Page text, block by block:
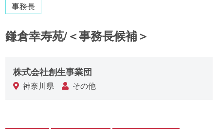
事務長
鎌倉幸寿苑/＜事務長候補＞
株式会社創生事業団
神奈川県 その他